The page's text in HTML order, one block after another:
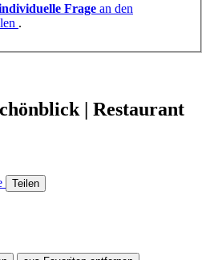
Frage an den
.
| Restaurant
Teilen